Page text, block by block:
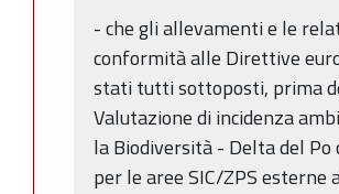
- che gli allevamenti e le
conformità alle Direttive
stati tutti sottoposti, prima
Valutazione di incidenza
la Biodiversità - Delta del
per le aree SIC/ZPS esterne